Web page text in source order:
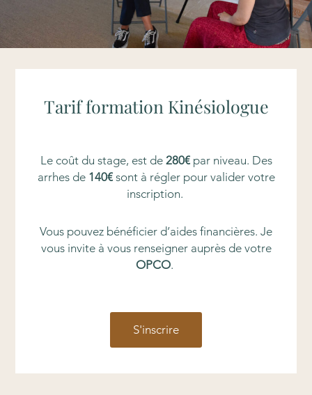
Tarif formation Kinésiologue
Le coût du stage, est de280€par niveau. Des
arrhes de 140€ sont à régler pour valider votre
inscription.
Vous pouvez bénéficier d’aides financières. Je
vous invite à vous renseigner auprès de votre
OPCO.
S'inscrire